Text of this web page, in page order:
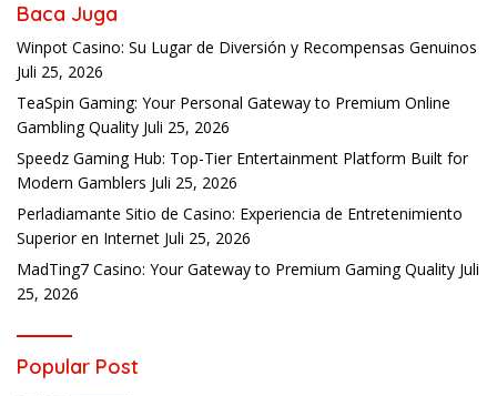
Baca Juga
Winpot Casino: Su Lugar de Diversión y Recompensas Genuinos
Juli 25, 2026
TeaSpin Gaming: Your Personal Gateway to Premium Online
Gambling Quality Juli 25, 2026
Speedz Gaming Hub: Top-Tier Entertainment Platform Built for
Modern Gamblers Juli 25, 2026
Perladiamante Sitio de Casino: Experiencia de Entretenimiento
Superior en Internet Juli 25, 2026
MadTing7 Casino: Your Gateway to Premium Gaming Quality Juli
25, 2026
Popular Post